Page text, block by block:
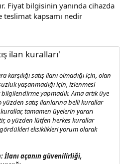
Fiyat bilgisinin yanında cihazda
kapsamı nedir
ilan kuralları'
satış ilanı olmadığı için, olan
yaşanmadığı için, izlenmesi
yapmadık. Ama artık üye
yüzden satış ilanlarına belli kurallar
tamamen üyelerin yararı
o yüzden lütfen herkes kurallar
eksiklikleri yorum olarak
İlanı açanın güvenilirliği,